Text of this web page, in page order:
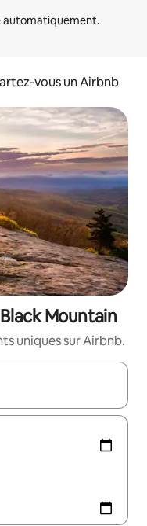
vous un Airbnb
Mountain
uniques sur Airbnb.
les en utilisant